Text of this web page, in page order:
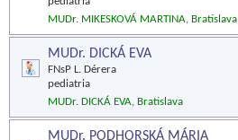
MUDr. MIKESKOVÁ MARTINA, Bratislava
MUDr. DICKÁ EVA
FNsP L. Dérera
pediatria
MUDr. DICKÁ EVA, Bratislava
MUDr. PODHORSKÁ MÁRIA